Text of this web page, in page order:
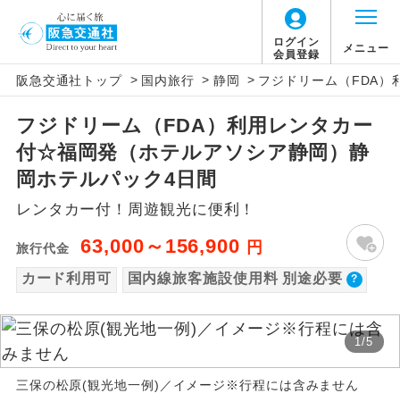
ログイン
会員登録
メニュー
阪急交通社トップ > 国内旅行 > 静岡 > フジドリーム（FDA）
フジドリーム（FDA）利用レンタカー
付☆福岡発（ホテルアソシア静岡）静
岡ホテルパック4日間
レンタカー付！周遊観光に便利！
旅行代金 63,000～156,900 円
カード利用可 国内線旅客施設使用料 別途必要
1/5
三保の松原(観光地一例)／イメージ※行程には含みません
【国内旅客施設使用料について】
旅行代金に国内旅客施設使用料は含まれてお
りません。別途お支払いが必要となります。
富士山静岡往復：大人280円、子供140円
福岡往復：大人220円、子供100円
アイコン 説明
添乗員同行
往路出発空港（駅）から復路到着空港
（駅）まで同行します。
現地添乗員同
行
現地到着空港（駅）から最終日出発空港
（駅）まで添乗員が同行します。
務
バスガイドが乗務し、車内での観光案内
があります。
新コース 初登場のコースです。
世界遺産
ユネスコに登録されている文化遺産や自
然遺産を訪ねるコースです。